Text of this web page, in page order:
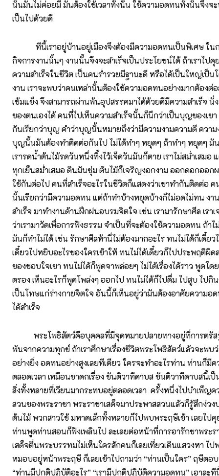
นั้นมันไม่ค่อยมี มันต้องใช้เวลาทั้งนั้น ใช้ความอดทนทั้งนั้นจึงจะ
เป็นไปด้วยดี
ทีนี้เราอยู่บ้านอยู่เมืองจึงต้องมีความอดทนเป็นพิเศษ ใน
กิจการงานนั้นๆ งานนั้นจึงจะสำเร็จเป็นประโยชน์ได้ ถ้าเราไป
ความสำเร็จในชีวิต เป็นคนร่ำรวยมีฐานะดี หรือได้เป็นใหญ่เป็น
งาน เราจะพบว่าคนเหล่านั้นต้องใช้ความอดทนอย่างมากต้อง
เข้มแข็ง จึงสามารถผ่านพ้นอุปสรรคมาได้ด้วยดีมีความสำเร็จ นั่
ของตนเองได้ คนที่ไปเห็นความสำเร็จนั้นก็นึกว่าเป็นบุญของเข
กันเรียกว่าบุญ คำว่าบุญนั้นหมายถึงว่ามีความงามความดี ความ
บุญนั้นมันต้องทำติดต่อกันไป ไม่ได้ทำๆ หยุดๆ ถ้าทำๆ หยุดๆ มั
เรารดน้ำต้นไม้รดวันหนึ่งทิ้งไว้เจ็ดวันมันก็ตาย เราไม่สม่ำเสมอ
ทุกเย็นสม่ำเสมอ ดินมันชุ่ม ต้นไม้ก็เจริญงอกงาม ออกดอกออกผ
ใช้กันต่อไป คนที่สำเร็จอะไรในชีวิตก็แสดงว่าเขาทำกันติดต่อ
นั้นเรียกว่ามีความอดทน แต่ถ้าทำบ้างหยุดบ้างก็ไม่อดไม่ทน งา
สำเร็จ มาทำงานด้านฝึกฝนอบรมจิตใจ เช่น เรามารักษาศีล เรา
ว่าเรามาวัดเพื่อการฟังธรรม จำเป็นที่จะต้องใช้ความอดทน ถ้า
มันก็ทำไม่ได้ เช่น รักษาศีลห้านี่ไม่ต้องมากอะไร ทนไม่ได้ก็เดี๋ย
เดี๋ยวไปหยิบอะไรของใครเข้าให้ ทนไม่ได้เดี๋ยวก็ไปประพฤติผิด
ของชอบใจเขา ทนไม่ได้ก็พูดจาพล่อยๆ ไม่ได้เรื่องได้ราว พูดโด
ตรอง เห็นอะไรก็พูดโพล่งๆ ออกไป ทนไม่ได้ก็ไปดื่ม ไปสูบ ไปกิ
เป็นโทษแก่ร่างกายจิตใจ อันนี้ก็เห็นอยู่ว่ามันต้องอาศัยความอ
ได้สำเร็จ
พระโพธิสัตว์คือบุคคลที่มีจุดหมายปลายทางอยู่ที่การตรั
พ้นจากความทุกข์ ถ้าเราศึกษาเรื่องชีวิตพระโพธิสัตว์แล้วจะพบ
อย่างยิ่ง อดทนอย่างสูงเลยทีเดียว ใครจะทำอะไรท่าน ท่านก็มี
ตลอดเวลา เหมือนชาดกเรื่อง ขันติวาทีดาบส ขันติวาทีดาบสนี้
สิ่งทั้งหลายที่เวียนมากระทบอยู่ตลอดเวลา ครั้งหนึ่งไปบำเพ็ญค
สวนของพระราชา พระราชาเสด็จมาประพาสสวนแล้วก็รู้สึกง่ว
ต้นไม้ พวกสาวใช้ มหาดเล็กทั้งหลายก็ไปพบพระฤษีเข้า เลยไป
ท่านพูดท่านสอนก็ฟังเพลินไป ละเลยต่อหน้าที่การอารักขาพระร
เสด็จตื่นพระบรรทมไม่เห็นใครสักคนก็เลยเที่ยวเดินแสวงหา ไ
หมอบอยู่หน้าพระฤษี ก็เลยเข้าไปถามว่า “ท่านเป็นใคร” ฤษีตอบ
“ท่านมีปกติปฏิบัติอะไร” “เรามีปกติปฏิบัติความอดทน” เอาละที